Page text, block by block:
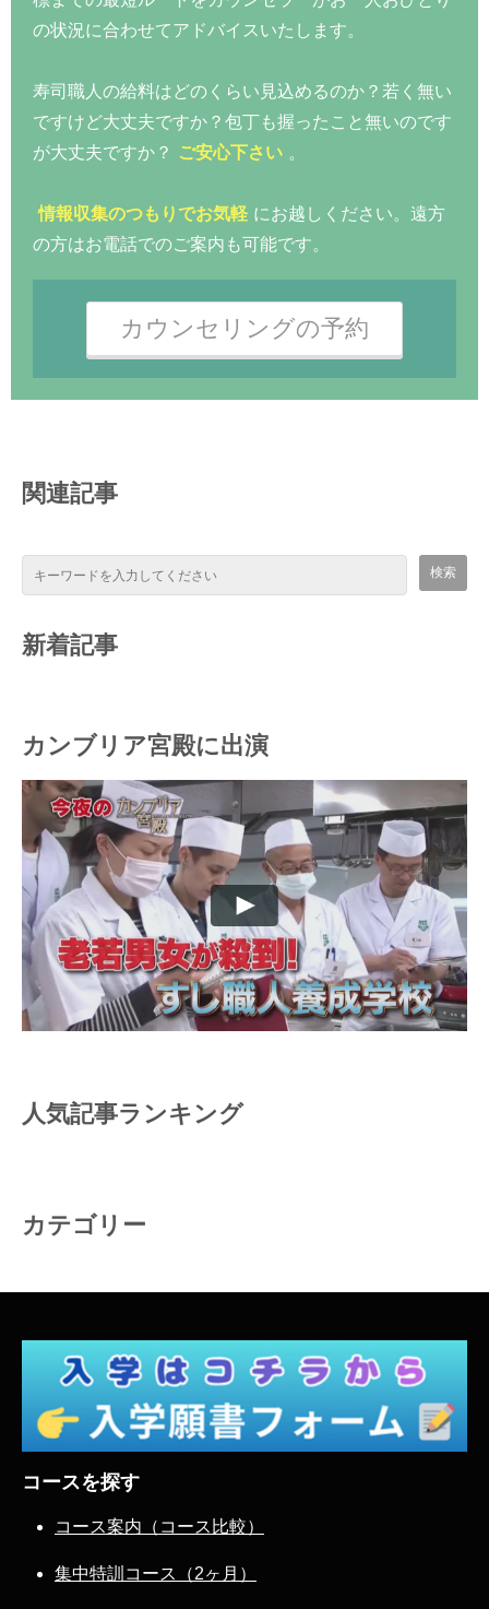
の状況に合わせてアドバイスいたします。
寿司職人の給料はどのくらい見込めるのか？若く無い
ですけど大丈夫ですか？包丁も握ったこと無いのです
が大丈夫ですか？
ご安心下さい 。
情報収集のつもりでお気軽 にお越しください。遠方
の方はお電話でのご案内も可能です。
カウンセリングの予約
関連記事
新着記事
カンブリア宮殿に出演
人気記事ランキング
カテゴリー
コースを探す
コース案内（コース比較）
集中特訓コース（2ヶ月）